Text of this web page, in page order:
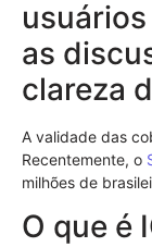
as
clareza
A validade das
Recentemente, o
milhões de
O que é